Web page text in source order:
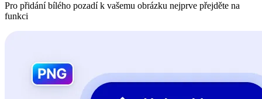
Pro přidání bílého pozadí k vašemu obrázku nejprve přejděte na
funkci